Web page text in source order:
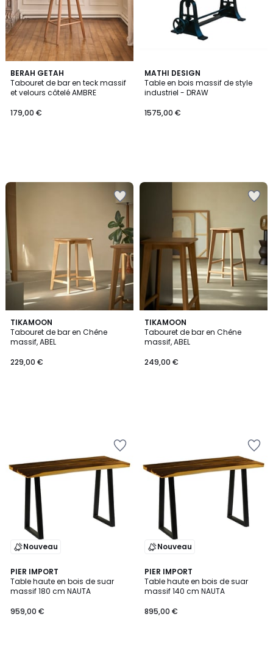
BERAH GETAH
Tabouret de bar en teck massif
et velours côtelé AMBRE
179,00 €
MATHI DESIGN
Table en bois massif de style
industriel - DRAW
1575,00 €
TIKAMOON
Tabouret de bar en Chêne
massif, ABEL
229,00 €
TIKAMOON
Tabouret de bar en Chêne
massif, ABEL
249,00 €
Nouveau
PIER IMPORT
Table haute en bois de suar
massif 180 cm NAUTA
959,00 €
Nouveau
PIER IMPORT
Table haute en bois de suar
massif 140 cm NAUTA
895,00 €